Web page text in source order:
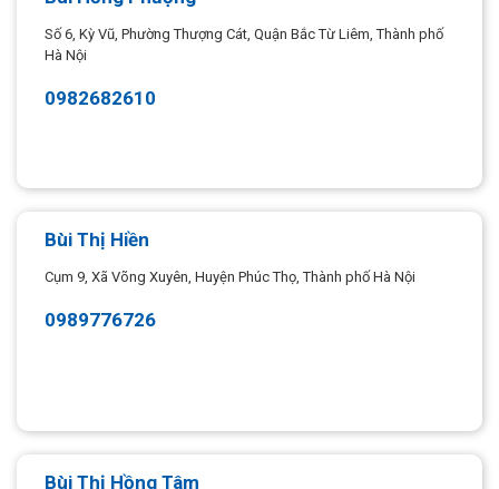
Số 6, Kỳ Vũ, Phường Thượng Cát, Quận Bắc Từ Liêm, Thành phố
Hà Nội
0982682610
Bùi Thị Hiền
Cụm 9, Xã Võng Xuyên, Huyện Phúc Thọ, Thành phố Hà Nội
0989776726
Bùi Thị Hồng Tâm